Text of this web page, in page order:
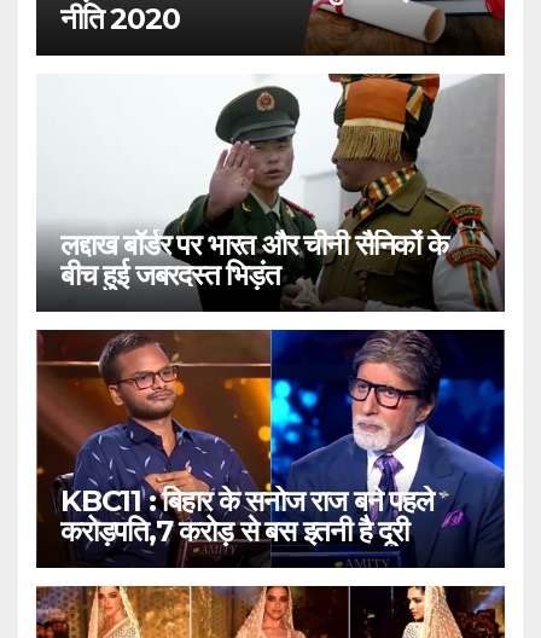
नीति 2020
लद्दाख बॉर्डर पर भारत और चीनी सैनिकों के
बीच हुई जबरदस्त भिड़ंत
KBC11 : बिहार के सनोज राज बने पहले
करोड़पति,7 करोड़ से बस इतनी है दूरी